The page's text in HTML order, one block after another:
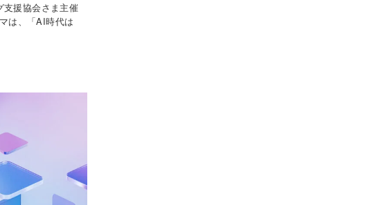
支援協会さま主催
は、「AI時代は